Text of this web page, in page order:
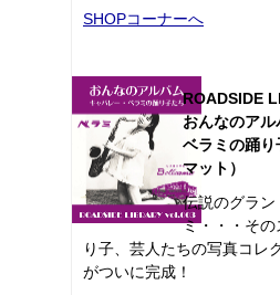
SHOPコーナーへ
ROADSIDE
おんなのアル
ベラミの踊
マット）
伝説のグラン
ミ・・・そ
り子、芸人たちの写真コレ
がついに完成！